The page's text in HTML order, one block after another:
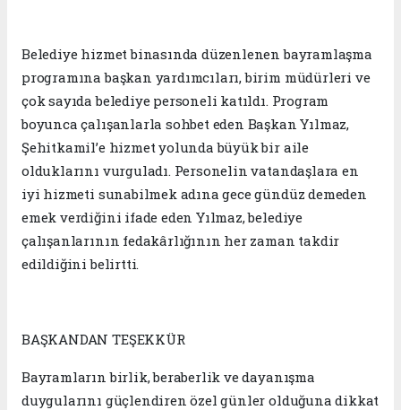
Belediye hizmet binasında düzenlenen bayramlaşma
programına başkan yardımcıları, birim müdürleri ve
çok sayıda belediye personeli katıldı. Program
boyunca çalışanlarla sohbet eden Başkan Yılmaz,
Şehitkamil’e hizmet yolunda büyük bir aile
olduklarını vurguladı. Personelin vatandaşlara en
iyi hizmeti sunabilmek adına gece gündüz demeden
emek verdiğini ifade eden Yılmaz, belediye
çalışanlarının fedakârlığının her zaman takdir
edildiğini belirtti.
BAŞKANDAN TEŞEKKÜR
Bayramların birlik, beraberlik ve dayanışma
duygularını güçlendiren özel günler olduğuna dikkat